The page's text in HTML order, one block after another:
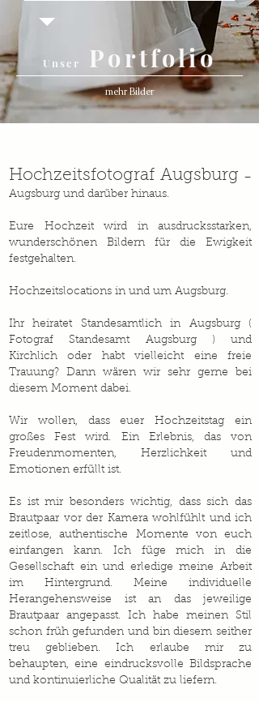
Unser Portfolio
mehr Bilder
Hochzeitsfotograf Augsburg –
Augsburg und darüber hinaus.
Eure Hochzeit wird in ausdrucksstarken,
wunderschönen Bildern für die Ewigkeit
festgehalten.
Hochzeitslocations in und um Augsburg.
Ihr heiratet Standesamtlich in Augsburg (
Fotograf Standesamt Augsburg ) und
Kirchlich oder habt vielleicht eine freie
Trauung? Dann wären wir sehr gerne bei
diesem Moment dabei.
Wir wollen, dass euer Hochzeitstag ein
großes Fest wird. Ein Erlebnis, das von
Freudenmomenten, Herzlichkeit und
Emotionen erfüllt ist.
Es ist mir besonders wichtig, dass sich das
Brautpaar vor der Kamera wohlfühlt und ich
zeitlose, authentische Momente von euch
einfangen kann. Ich füge mich in die
Gesellschaft ein und erledige meine Arbeit
im Hintergrund. Meine individuelle
Herangehensweise ist an das jeweilige
Brautpaar angepasst. Ich habe meinen Stil
schon früh gefunden und bin diesem seither
treu geblieben. Ich erlaube mir zu
behaupten, eine eindrucksvolle Bildsprache
und kontinuierliche Qualität zu liefern.